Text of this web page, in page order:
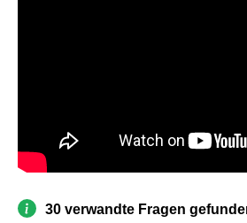
30 verwandte Fragen